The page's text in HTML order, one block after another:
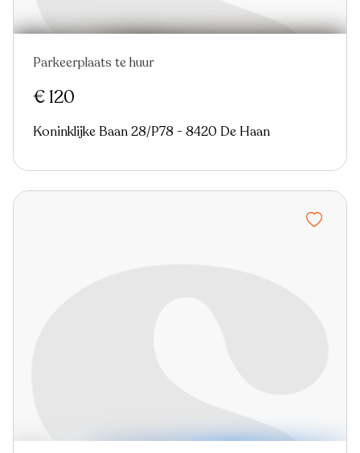
Nieuw
Parkeerplaats te huur
€ 120
Koninklijke Baan 28/P78 - 8420 De Haan